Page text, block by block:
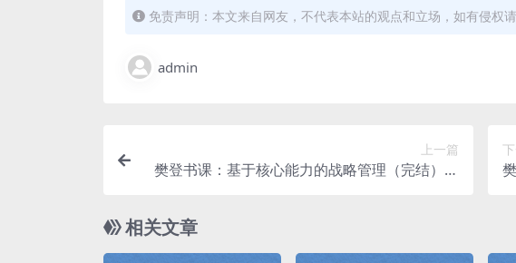
免责声明：本文来自网友，不代表本站的观点和立场，如有侵权请
admin
上一篇
樊登书课：基于核心能力的战略管理（完结）百
相关文章